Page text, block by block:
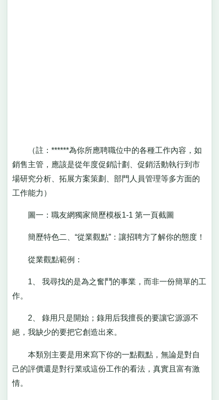
（註：******為你所應聘職位中的各種工作內容，如
銷售主管，應該是從年度促銷計劃、促銷活動執行到市
場研究分析、拓展方案策劃、部門人員管理等多方面的
工作能力）
圖一：職友網獨家簡歷模板1-1 第一頁截圖
簡歷特色二、“從業觀點”：讓招聘方了解你的態度！
從業觀點範例：
1、 我尋找的是為之奮鬥的事業，而非一份簡單的工
作。
2、 錄用只是開始；錄用后我擅長的要讓它源源不
絕，我缺少的要把它創造出來。
本類別主要是用來寫下你的一點觀點，無論是對自
己的評價還是對行業或這份工作的看法，真實且富有激
情。